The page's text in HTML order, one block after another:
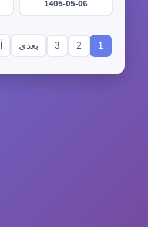
1405-05-06
1
2
3 بعدی